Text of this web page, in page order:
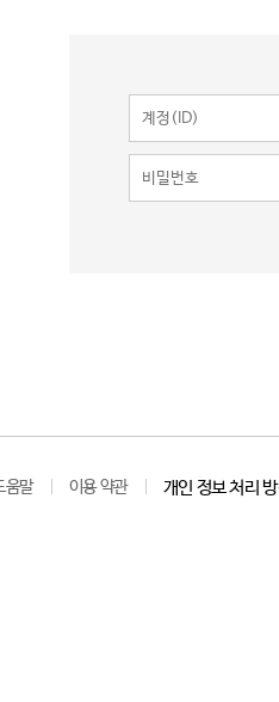
움말 이용 약관 개인 정보 처리